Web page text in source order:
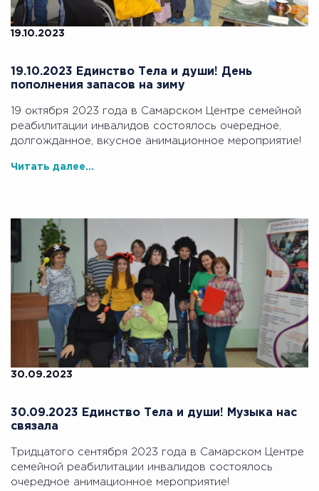
19.10.2023
19.10.2023 Единство Тела и души! День
пополнения запасов на зиму
19 октября 2023 года в Самарском Центре семейной
реабилитации инвалидов состоялось очередное,
долгожданное, вкусное анимационное мероприятие!
Читать далее...
30.09.2023
30.09.2023 Единство Тела и души! Музыка нас
связала
Тридцатого сентября 2023 года в Самарском Центре
семейной реабилитации инвалидов состоялось
очередное анимационное мероприятие!